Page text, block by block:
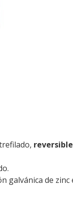
galvánica de zinc